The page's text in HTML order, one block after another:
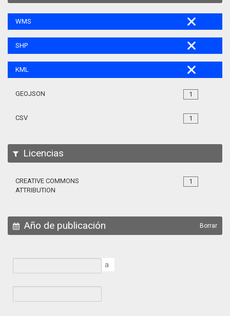
WMS
SHP
KML
1
GEOJSON
1
CSV
Licencias
1
CREATIVE COMMONS
ATTRIBUTION
Año de publicación Borrar
a